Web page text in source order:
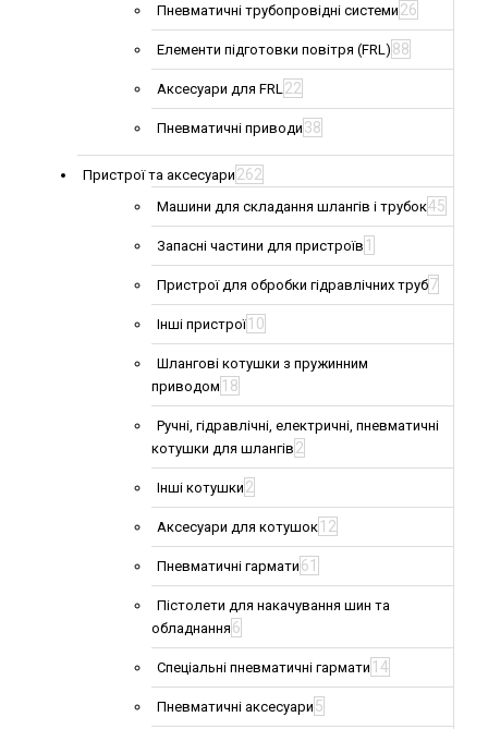
Пневматичні трубопровідні системи 26
Елементи підготовки повітря (FRL) 88
Аксесуари для FRL22
Пневматичні приводи 38
Пристрої та аксесуари 262
Машини для складання шлангів і трубок45
Запасні частини для пристроїв 1
Пристрої для обробки гідравлічних труб7
Інші пристрої 10
Шлангові котушки з пружинним
приводом 18
Ручні, гідравлічні, електричні, пневматичні
котушки для шлангів 2
Інші котушки 2
Аксесуари для котушок 12
Пневматичні гармати 61
Пістолети для накачування шин та
обладнання 6
Спеціальні пневматичні гармати 14
Пневматичні аксесуари 5